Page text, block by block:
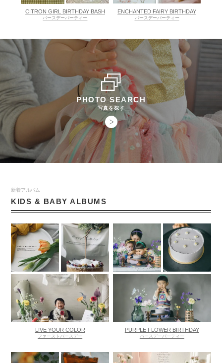
CITRON GIRL BIRTHDAY BASH
バースデーパーティー
ENCHANTED FAIRY BIRTHDAY
バースデーパーティー
PHOTO SEARCH
写真を探す
新着アルバム
KIDS & BABY ALBUMS
LIVE YOUR COLOR
ファーストバースデー
PURPLE FLOWER BIRTHDAY
バースデーパーティー